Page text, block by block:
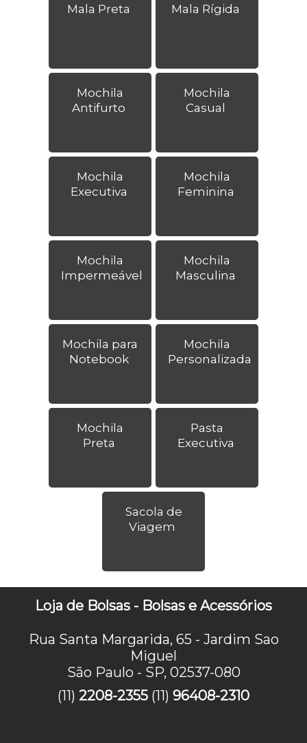
Mala Preta Mala Rígida
Mochila
Antifurto
Mochila
Casual
Mochila
Executiva
Mochila
Feminina
Mochila
Impermeável
Mochila
Masculina
Mochila para
Notebook
Mochila
Personalizada
Mochila
Preta
Pasta
Executiva
Sacola de
Viagem
Loja de Bolsas - Bolsas e Acessórios
Rua Santa Margarida, 65 - Jardim Sao
Miguel
São Paulo - SP, 02537-080
(11) 2208-2355 (11) 96408-2310